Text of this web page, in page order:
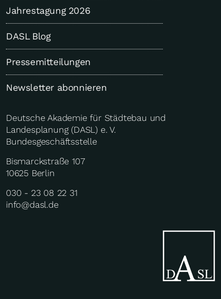
Jahrestagung 2026
DASL Blog
Pressemitteilungen
Newsletter abonnieren
Deutsche Akademie für Städtebau und
Landesplanung (DASL) e. V.
Bundesgeschäftsstelle
Bismarckstraße 107
10625 Berlin
030 - 23 08 22 31
info@dasl.de